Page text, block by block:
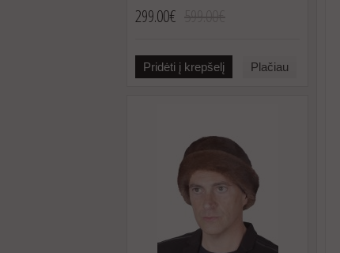
299.00€
Pridėti į krepšelį Plačiau